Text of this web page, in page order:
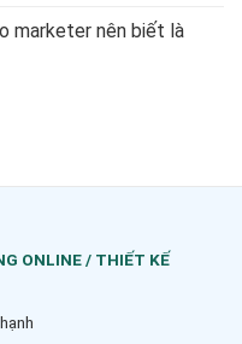
marketer nên biết là
ONLINE / THIẾT KẾ